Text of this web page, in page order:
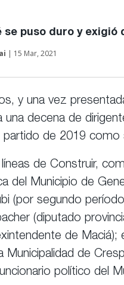
se puso duro y
| 15 Mar, 2021
y una vez
una decena de
partido de 2019 como
de Construir,
del Municipio de
(por segundo
(diputado
de Maciá);
Municipalidad de
político del